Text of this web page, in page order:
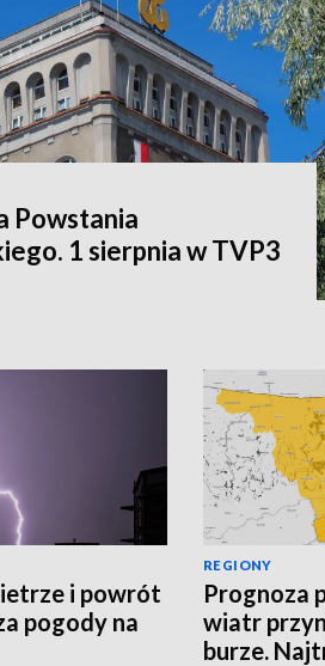
Powstania
1 sierpnia w TVP3
i powrót
pogody na
REGIONY
Prognoza
wiatr
burze.